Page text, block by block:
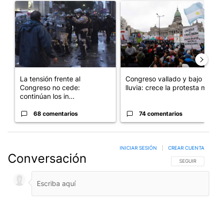
Un artículo de tendencia con el título "La tensión frente al
La tensión frente al
Congreso no cede:
continúan los in...
68 comentarios
Un artículo de tendencia
Congreso vallado y bajo la
lluvia: crece la protesta mi...
74 comentarios
Conversación SIGA ESTA
SEGUIR
INICIAR SESIÓN CREAR CUENTA